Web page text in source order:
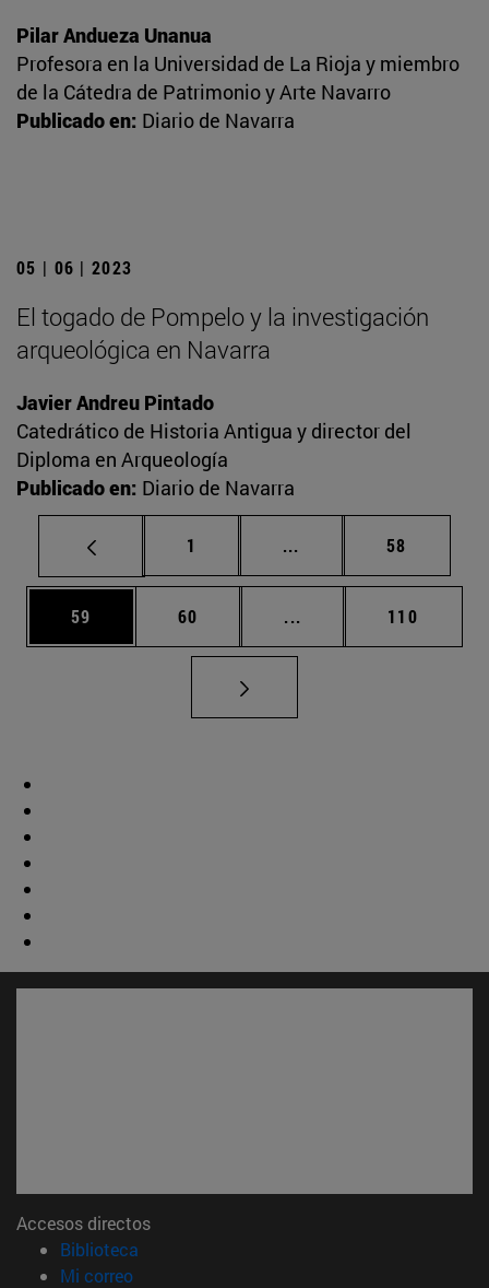
Pilar Andueza Unanua
Profesora en la Universidad de La Rioja y miembro
de la Cátedra de Patrimonio y Arte Navarro
Publicado en: Diario de Navarra
05 | 06 | 2023
El togado de Pompelo y la investigación
arqueológica en Navarra
Javier Andreu Pintado
Catedrático de Historia Antigua y director del
Diploma en Arqueología
Publicado en: Diario de Navarra
Página
1 ... Páginas intermedias
Página
58
Página
59 Página
60 ... Páginas intermedias
Página
110
Accesos directos
Biblioteca
Mi correo(abre en nueva ventana)